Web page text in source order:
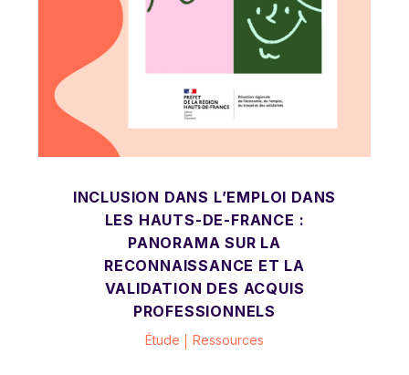
INCLUSION DANS L’EMPLOI DANS
LES HAUTS-DE-FRANCE :
PANORAMA SUR LA
RECONNAISSANCE ET LA
VALIDATION DES ACQUIS
PROFESSIONNELS
Étude Ressources